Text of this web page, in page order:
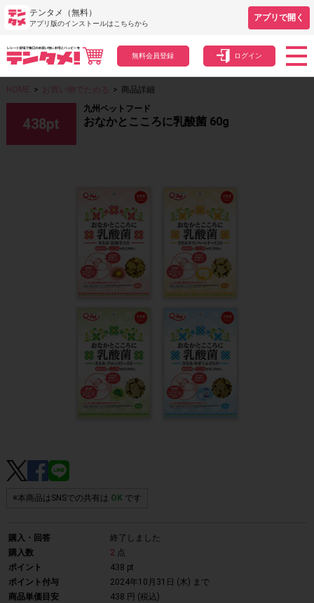
テンタメ（無料）
アプリ版のインストールはこちらから
アプリで開く
無料会員登録 ログイン
HOME > お買い物でためる > 商品詳細
438pt
九州ペットフード
おなかとこころに乳酸菌 60g
※本商品はSNSでの共有は OKです
購入・回答
終了しました
購入数
2 点
ポイント
438 pt
ポイント付与
2024年10月31日 (木) まで
商品単価目安
438 円 (税込)